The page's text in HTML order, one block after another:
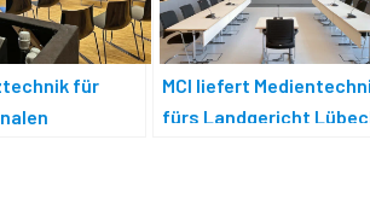
für
MCI liefert
fürs Landgericht